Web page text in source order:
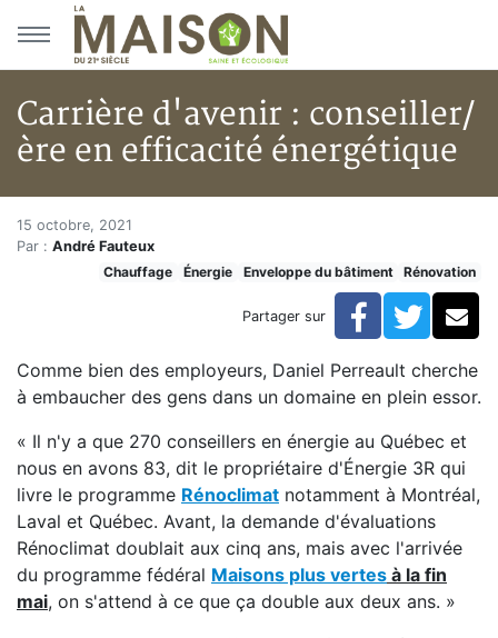
Aller au menu principal
Aller au contenu principal
Carrière d'avenir : conseiller/
ère en efficacité énergétique
Accueil
Articles
Énergie
Carrière d'avenir : conseiller/ère en efficacité
Carrière d'avenir : conseiller/
15 octobre, 2021
Par : André Fauteux
Chauffage
Énergie Enveloppe du bâtiment Rénovation
Partager sur Facebook
Comme bien des employeurs, Daniel Perreault cherche
à embaucher des gens dans un domaine en plein essor.
« Il n'y a que 270 conseillers en énergie au Québec et
nous en avons 83, dit le propriétaire d'Énergie 3R qui
livre le programme Rénoclimat notamment à Montréal,
Laval et Québec. Avant, la demande d'évaluations
Rénoclimat doublait aux cinq ans, mais avec l'arrivée
du programme fédéral Maisons plus vertes à la fin
mai, on s'attend à ce que ça double aux deux ans. »